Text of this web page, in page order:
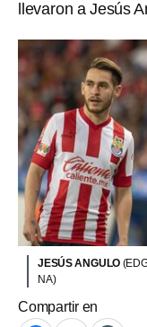
llevaron a Jesús
JESÚS ANGULO
NA)
Compartir en